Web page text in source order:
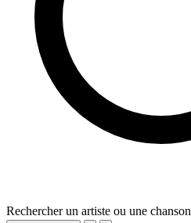
Rechercher un artiste ou une chanson